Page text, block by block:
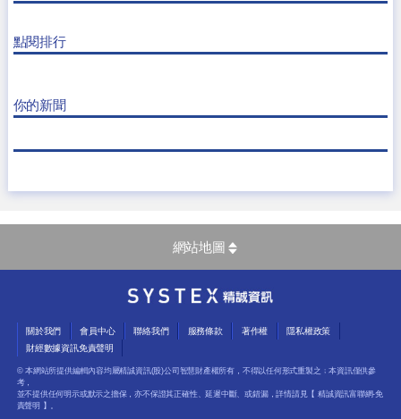
點閱排行
你的新聞
網站地圖
關於我們 會員中心 聯絡我們 服務條款 著作權
隱私權政策
財經數據資訊免責聲明
© 本網站所提供編輯內容均屬精誠資訊(股)公司智慧財產權所有，不得以任何形式重製之﹔本資訊僅供參
考，
並不提供任何明示或默示之擔保，亦不保證其正確性、延遲中斷、或錯漏，詳情請見【 精誠資訊富聯網-免
責聲明 】。